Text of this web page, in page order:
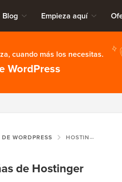
Blog Empieza aquí
cuando más los necesitas.
WordPress
WORDPRESS HOSTINGER
de Hostinger